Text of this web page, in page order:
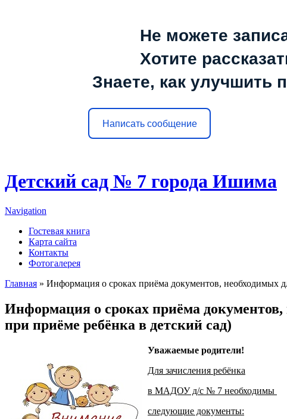
Не можете
Хотите
Знаете, как улучшить
Написать сообщение
Детский сад № 7 города Ишима
Navigation
Гостевая книга
Карта сайта
Контакты
Фотогалерея
Главная » Информация о сроках приёма документов, необходимых
Информация о сроках приёма
при приёме ребёнка в детский сад)
Уважаемые родители!
Для зачисления ребёнка
в МАДОУ д/с № 7 необходимы
следующие документы: